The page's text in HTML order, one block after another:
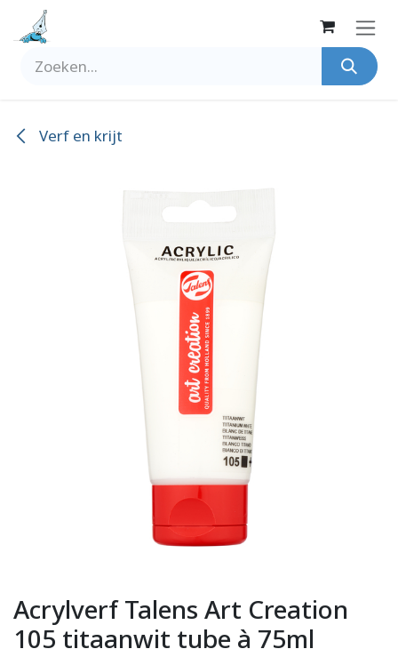
Overslaan naar inhoud
Verf en krijt
Acrylverf Talens Art Creation
105 titaanwit tube à 75ml